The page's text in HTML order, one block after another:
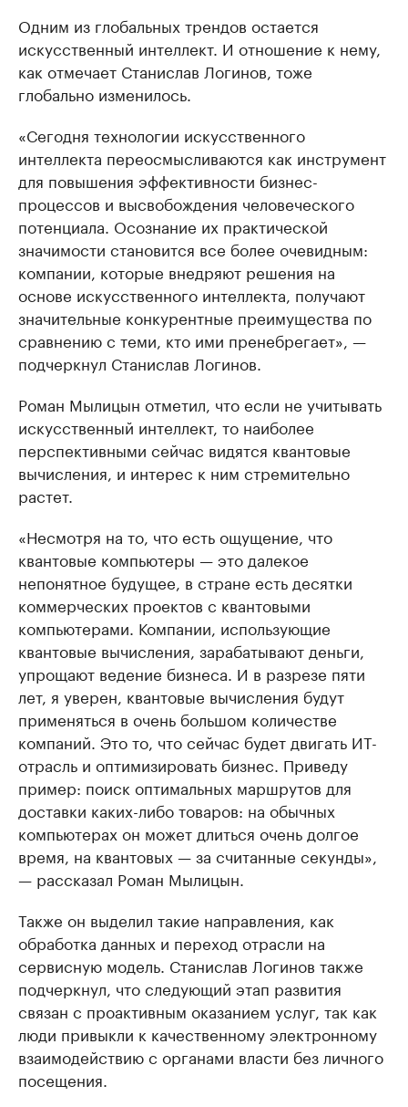
Одним из глобальных трендов остается
искусственный интеллект. И отношение к нему,
как отмечает Станислав Логинов, тоже
глобально изменилось.
«Сегодня технологии искусственного
интеллекта переосмысливаются как инструмент
для повышения эффективности бизнес-
процессов и высвобождения человеческого
потенциала. Осознание их практической
значимости становится все более очевидным:
компании, которые внедряют решения на
основе искусственного интеллекта, получают
значительные конкурентные преимущества по
сравнению с теми, кто ими пренебрегает», —
подчеркнул Станислав Логинов.
Роман Мылицын отметил, что если не учитывать
искусственный интеллект, то наиболее
перспективными сейчас видятся квантовые
вычисления, и интерес к ним стремительно
растет.
«Несмотря на то, что есть ощущение, что
квантовые компьютеры — это далекое
непонятное будущее, в стране есть десятки
коммерческих проектов с квантовыми
компьютерами. Компании, использующие
квантовые вычисления, зарабатывают деньги,
упрощают ведение бизнеса. И в разрезе пяти
лет, я уверен, квантовые вычисления будут
применяться в очень большом количестве
компаний. Это то, что сейчас будет двигать ИТ-
отрасль и оптимизировать бизнес. Приведу
пример: поиск оптимальных маршрутов для
доставки каких-либо товаров: на обычных
компьютерах он может длиться очень долгое
время, на квантовых — за считанные секунды»,
— рассказал Роман Мылицын.
Также он выделил такие направления, как
обработка данных и переход отрасли на
сервисную модель. Станислав Логинов также
подчеркнул, что следующий этап развития
связан с проактивным оказанием услуг, так как
люди привыкли к качественному электронному
взаимодействию с органами власти без личного
посещения.